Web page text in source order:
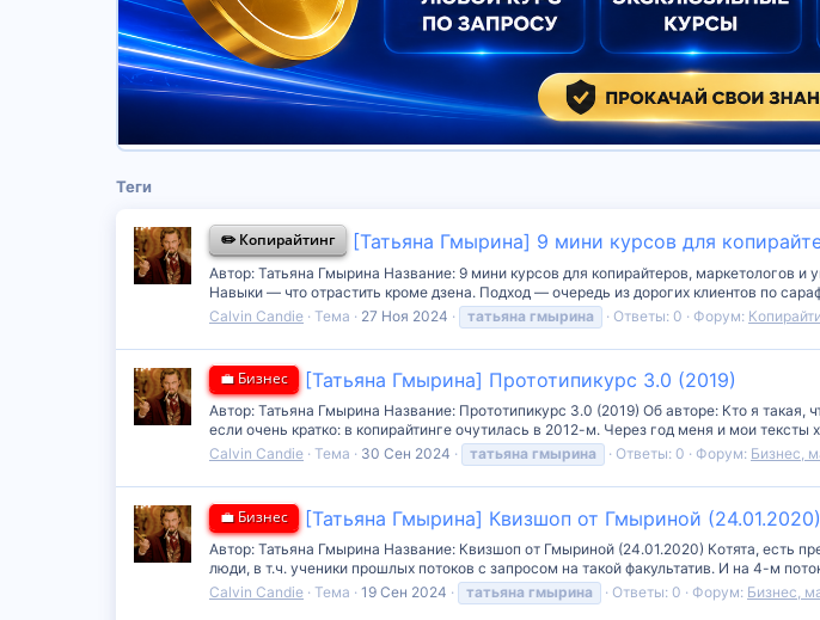
Теги
✏️ Копирайтинг [Татьяна Гмырина] 9 мини курсов для
Автор: Татьяна Гмырина Название: 9 мини курсов для копирайтеров, маркетологов
Навыки — что отрастить кроме дзена. Подход — очередь из дорогих клиентов по
Calvin Candie Тема 27 Ноя 2024 татьяна гмырина Ответы: 0 Форум:
💼 Бизнес [Татьяна Гмырина] Прототипикурс 3.0 (2019)
Автор: Татьяна Гмырина Название: Прототипикурс 3.0 (2019) Об авторе: Кто я
если очень кратко: в копирайтинге очутилась в 2012-м. Через год меня и мои тексты
Calvin Candie Тема 30 Сен 2024 татьяна гмырина Ответы: 0 Форум: Бизнес,
💼 Бизнес [Татьяна Гмырина] Квизшоп от Гмыриной (24.01.2020)
Автор: Татьяна Гмырина Название: Квизшоп от Гмыриной (24.01.2020) Котята, есть
люди, в т.ч. ученики прошлых потоков с запросом на такой факультатив. И на 4-м
Calvin Candie Тема 19 Сен 2024 татьяна гмырина Ответы: 0 Форум: Бизнес,